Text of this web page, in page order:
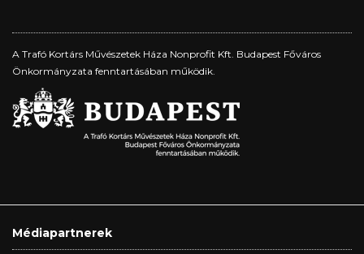
A Trafó Kortárs Művészetek Háza Nonprofit Kft. Budapest Főváros
Önkormányzata fenntartásában működik.
Médiapartnerek